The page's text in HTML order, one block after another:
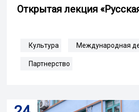
Открытая лекция
Культура Международная
Партнерство